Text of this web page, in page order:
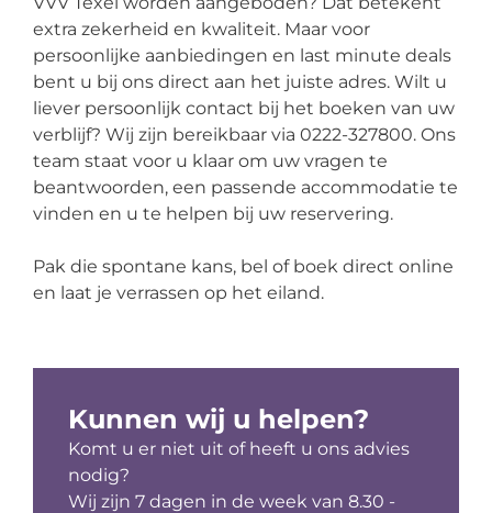
extra zekerheid en kwaliteit. Maar voor
persoonlijke aanbiedingen en last minute deals
bent u bij ons direct aan het juiste adres. Wilt u
liever persoonlijk contact bij het boeken van uw
verblijf? Wij zijn bereikbaar via 0222-327800. Ons
team staat voor u klaar om uw vragen te
beantwoorden, een passende accommodatie te
vinden en u te helpen bij uw reservering.
Pak die spontane kans, bel of boek direct online
en laat je verrassen op het eiland.
Kunnen wij u helpen?
Komt u er niet uit of heeft u ons advies
nodig?
Wij zijn 7 dagen in de week van 8.30 -